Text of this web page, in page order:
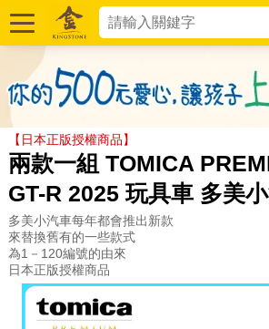
【日本正版授權商品】
兩款一組 TOMICA
GT-R 2025 玩具車 多美
多美小汽車每年都會推出新款
來替換舊有的一些款式
為1－120編號的由來
日本正版授權商品